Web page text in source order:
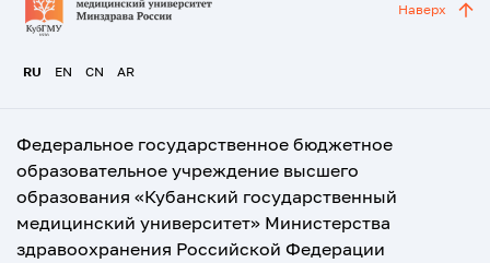
RU EN CN AR
Наверх
Федеральное государственное бюджетное
образовательное учреждение высшего
образования «Кубанский государственный
медицинский университет» Министерства
здравоохранения Российской Федерации